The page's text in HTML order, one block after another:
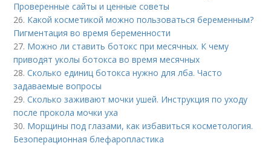
Проверенные сайты и ценные советы
26. Какой косметикой можно пользоваться беременным?
Пигментация во время беременности
27. Можно ли ставить ботокс при месячных. К чему
приводят уколы ботокса во время месячных
28.Сколько единиц ботокса нужно для лба. Часто
задаваемые вопросы
29.Сколько заживают мочки ушей. Инструкция по уходу
после прокола мочки уха
30. Морщины под глазами, как избавиться косметология.
Безоперационная блефаропластика